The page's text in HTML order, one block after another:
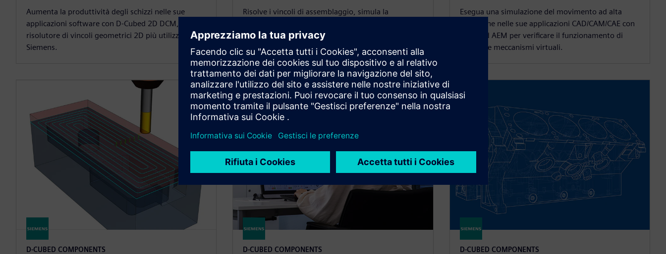
Aumenta la produttività degli schizzi nelle sue
applicazioni software con D-Cubed 2D DCM, il
risolutore di vincoli geometrici 2D più utilizzato di
Siemens.
Risolve i vincoli di assemblaggio, simula la
risolutore di vincoli geometrici 3D più utilizzato per
le applicazioni CAD/CAM/CAE.
Esegua una simulazione del movimento ad alta
precisione nelle sue applicazioni CAD/CAM/CAE con
D-Cubed AEM per verificare il funzionamento di
assiemi e meccanismi virtuali.
D-CUBED COMPONENTS D-CUBED COMPONENTS D-CUBED COMPONENTS